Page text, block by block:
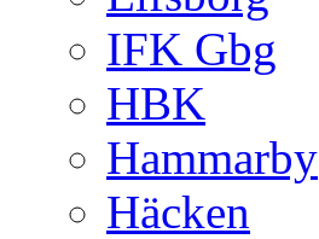
IFK Gbg
HBK
Hammarby
Häcken